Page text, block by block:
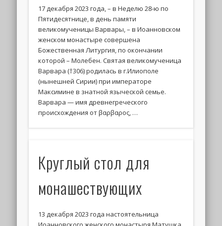
17 декабря 2023 года, – в Неделю 28-ю по
Пятидесятнице, в день памяти
великомученицы Варвары, – в Иоанновском
женском монастыре совершена
Божественная Литургия, по окончании
которой – Молебен. Святая великомученица
Варвара (†306) родилась в г.Илиополе
(нынешней Сирии) при императоре
Максимине в знатной языческой семье.
Варвара — имя древнегреческого
происхождения от βαρβαρος, …
Круглый стол для
монашествующих
13 декабря 2023 года настоятельница